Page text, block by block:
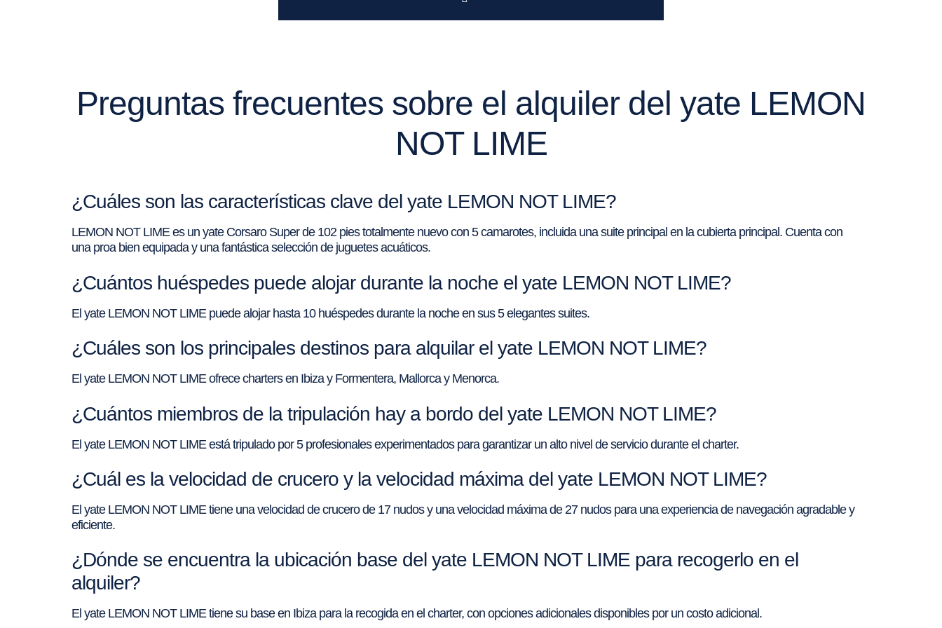
Preguntas frecuentes sobre el alquiler del yate LEMON
NOT LIME
¿Cuáles son las características clave del yate LEMON NOT LIME?
LEMON NOT LIME es un yate Corsaro Super de 102 pies totalmente nuevo con 5 camarotes, incluida una suite principal en la cubierta principal. Cuenta con
una proa bien equipada y una fantástica selección de juguetes acuáticos.
¿Cuántos huéspedes puede alojar durante la noche el yate LEMON NOT LIME?
El yate LEMON NOT LIME puede alojar hasta 10 huéspedes durante la noche en sus 5 elegantes suites.
¿Cuáles son los principales destinos para alquilar el yate LEMON NOT LIME?
El yate LEMON NOT LIME ofrece charters en Ibiza y Formentera, Mallorca y Menorca.
¿Cuántos miembros de la tripulación hay a bordo del yate LEMON NOT LIME?
El yate LEMON NOT LIME está tripulado por 5 profesionales experimentados para garantizar un alto nivel de servicio durante el charter.
¿Cuál es la velocidad de crucero y la velocidad máxima del yate LEMON NOT LIME?
El yate LEMON NOT LIME tiene una velocidad de crucero de 17 nudos y una velocidad máxima de 27 nudos para una experiencia de navegación agradable y
eficiente.
¿Dónde se encuentra la ubicación base del yate LEMON NOT LIME para recogerlo en el
alquiler?
El yate LEMON NOT LIME tiene su base en Ibiza para la recogida en el charter, con opciones adicionales disponibles por un costo adicional.